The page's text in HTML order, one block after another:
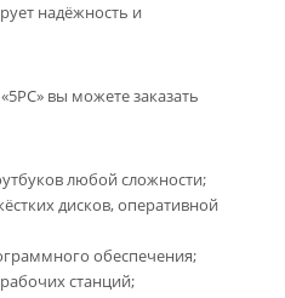
надёжность и
вы можете заказать
любой сложности;
дисков, оперативной
обеспечения;
станций;